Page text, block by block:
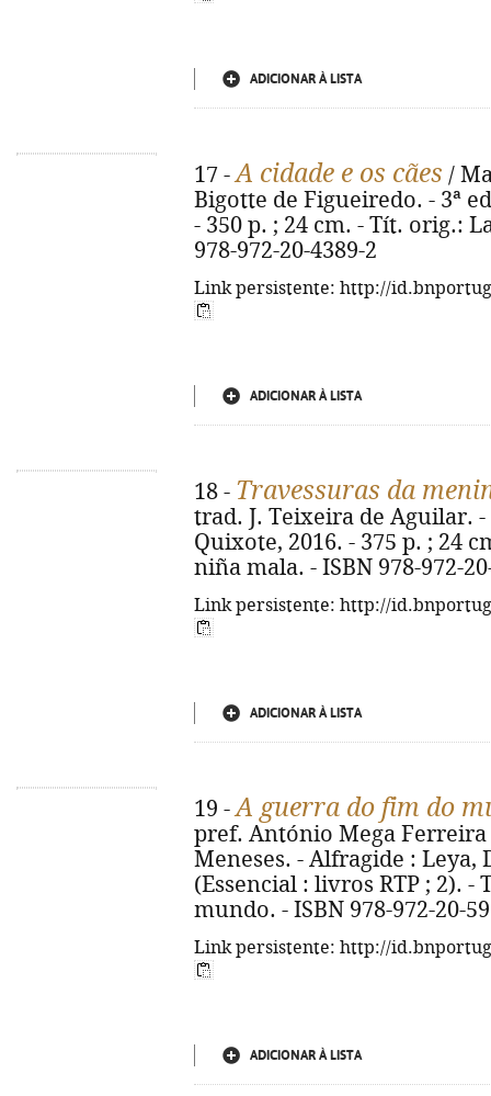
ADICIONAR À LISTA
17 -A cidade e os cães /
Bigotte de Figueiredo. - 3ª
- 350 p. ; 24 cm. - Tít. orig.:
978-972-20-4389-2
Link persistente: http://
ADICIONAR À LISTA
18 - Travessuras da
trad. J. Teixeira de Aguilar.
Quixote, 2016. - 375 p. ; 24
niña mala. - ISBN 978-972-
Link persistente: http://
ADICIONAR À LISTA
19 -A guerra do fim do
pref. António Mega Ferreira
Meneses. - Alfragide : Leya,
(Essencial : livros RTP ; 2).
mundo. - ISBN 978-972-20-
Link persistente: http://
ADICIONAR À LISTA